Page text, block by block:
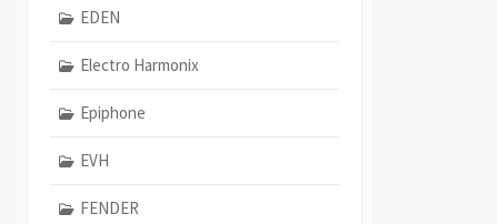
EDEN
Electro Harmonix
Epiphone
EVH
FENDER